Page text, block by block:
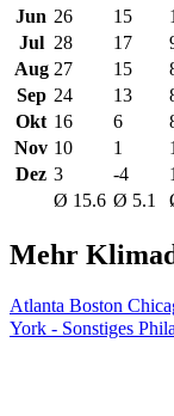
Jun 26 15
Jul 28 17
Aug 27 15
Sep 24 13
Okt 16 6
Nov 10 1
Dez 3 -4
Ø 15.6 Ø 5.1
Mehr
Atlanta Boston
York - Sonstiges